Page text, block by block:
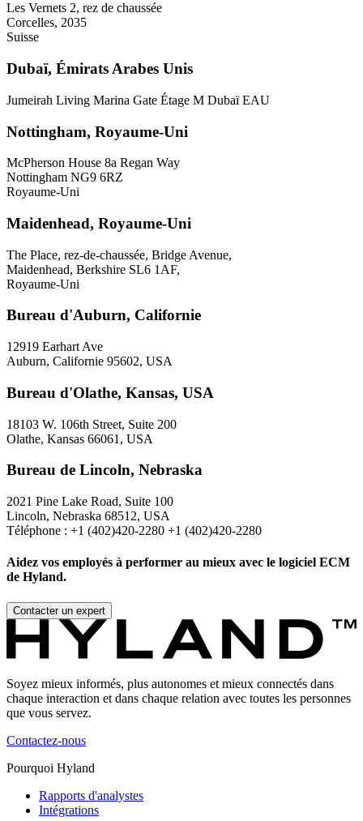
Les Vernets 2, rez de chaussée
Corcelles, 2035
Suisse
Dubaï, Émirats Arabes Unis
Jumeirah Living Marina Gate Étage M Dubaï EAU
Nottingham, Royaume-Uni
McPherson House 8a Regan Way
Nottingham NG9 6RZ
Royaume-Uni
Maidenhead, Royaume-Uni
The Place, rez-de-chaussée, Bridge Avenue,
Maidenhead, Berkshire SL6 1AF,
Royaume-Uni
Bureau d'Auburn, Californie
12919 Earhart Ave
Auburn, Californie 95602, USA
Bureau d'Olathe, Kansas, USA
18103 W. 106th Street, Suite 200
Olathe, Kansas 66061, USA
Bureau de Lincoln, Nebraska
2021 Pine Lake Road, Suite 100
Lincoln, Nebraska 68512, USA
Téléphone : +1 (402)420-2280 +1 (402)420-2280
Aidez vos employés à performer au mieux avec le logiciel ECM
de Hyland.
Contacter un expert
Soyez mieux informés, plus autonomes et mieux connectés dans
chaque interaction et dans chaque relation avec toutes les personnes
que vous servez.
Contactez-nous
Pourquoi Hyland
Rapports d'analystes
Intégrations